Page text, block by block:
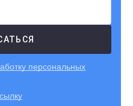
персональных